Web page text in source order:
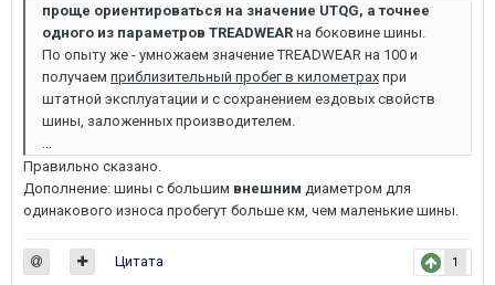
проще ориентироваться на значение UTQG, а точнее
одного из параметров TREADWEAR на боковине шины.
По опыту же - умножаем значение TREADWEAR на 100 и
получаем приблизительный пробег в километрах при
штатной эксплуатации и с сохранением ездовых свойств
шины, заложенных производителем.
Правильно сказано.
Дополнение: шины с большим внешним диаметром для
одинакового износа пробегут больше км, чем маленькие шины.
1
Цитата